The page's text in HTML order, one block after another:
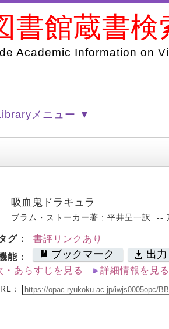
書館蔵書検
Academic Information on
メニュー ▼
吸血鬼ドラキュラ
ブラム・ストーカー著 ; 平井呈一訳.
グ： 書評リンクあり
能： ブックマーク 出力
・あらすじを見る 詳細情報を見る
：